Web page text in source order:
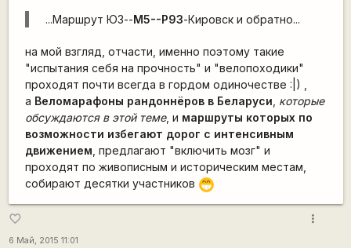
...Маршрут ЮЗ--М5--Р93-Кировск и обратно...
на мой взгляд, отчасти, именно поэтому такие
"испытания себя на прочность" и "велопоходики"
проходят почти всегда в гордом одиночестве :|) ,
а Веломарафоны рандоннёров в Беларуси которые
обсуждаются в этой теме, и маршруты которых по
возможности избегают дорог с интенсивным
движением , предлагают "включить мозг" и
проходят по живописным и историческим местам,
собирают десятки участников ;D
favorite_border
6 Май, 2015 11:01
more_vert